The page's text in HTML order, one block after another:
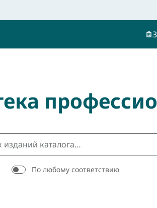
По любому соответствию